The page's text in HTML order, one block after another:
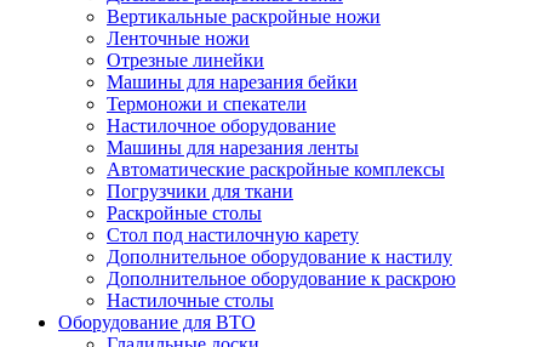
Вертикальные раскройные ножи
Ленточные ножи
Отрезные линейки
Машины для нарезания бейки
Термоножи и спекатели
Настилочное оборудование
Машины для нарезания ленты
Автоматические раскройные комплексы
Погрузчики для ткани
Раскройные столы
Стол под настилочную карету
Дополнительное оборудование к настилу
Дополнительное оборудование к раскрою
Настилочные столы
Оборудование для ВТО